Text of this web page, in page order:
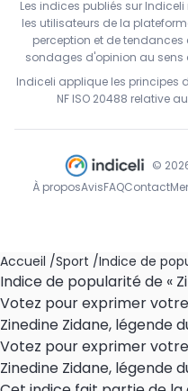
Les indices publiés sur
les utilisateurs de la
perception et de tendances
sondages d'opinion au sens
Indiceli applique les principes
NF ISO 20488 relative
©
À proposAvisFAQContact
Accueil /Sport /Indice de
Indice de popularité de «
Votez pour exprimer
Zinedine Zidane, légende
Votez pour exprimer
Zinedine Zidane, légende